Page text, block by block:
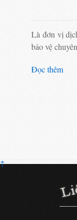
Là đơn vị
bảo vệ
Đọc thêm
↑